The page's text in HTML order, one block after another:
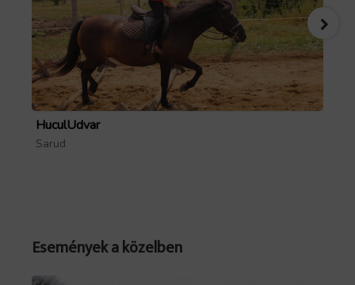
HuculUdvar
Sarud
Események a közelben